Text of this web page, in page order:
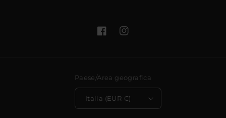
FacebookInstagram
Paese/Area geografica
Italia (EUR €)